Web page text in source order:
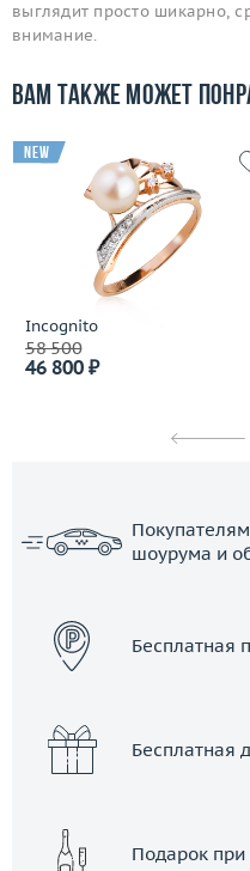
выглядит просто шикарно,
внимание.
Вам также может
Incognito
58 500
46 800 ₽
new
шоурума и
Бесплатная
Бесплатная
Подарок при